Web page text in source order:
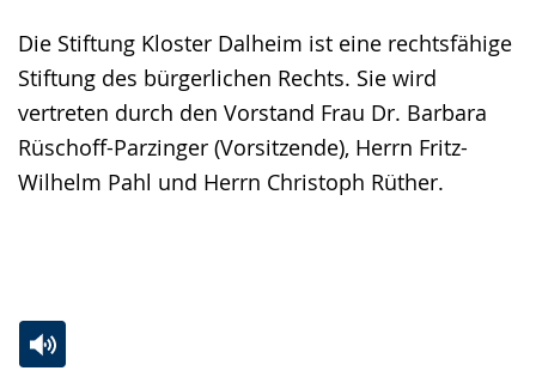
Die Stiftung Kloster Dalheim ist eine rechtsfähige
Stiftung des bürgerlichen Rechts. Sie wird
vertreten durch den Vorstand Frau Dr. Barbara
Rüschoff-Parzinger (Vorsitzende), Herrn Fritz-
Wilhelm Pahl und Herrn Christoph Rüther.